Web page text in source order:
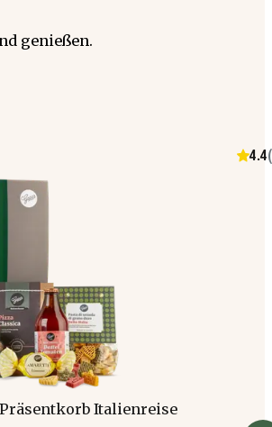
genießen.
4.4(
Präsentkorb Italienreise